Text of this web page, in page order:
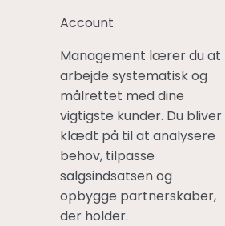
Account
Management lærer du at
arbejde systematisk og
målrettet med dine
vigtigste kunder. Du bliver
klædt på til at analysere
behov, tilpasse
salgsindsatsen og
opbygge partnerskaber,
der holder.